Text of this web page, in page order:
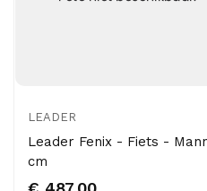
LEADER
Leader Fenix - Fiets -
cm